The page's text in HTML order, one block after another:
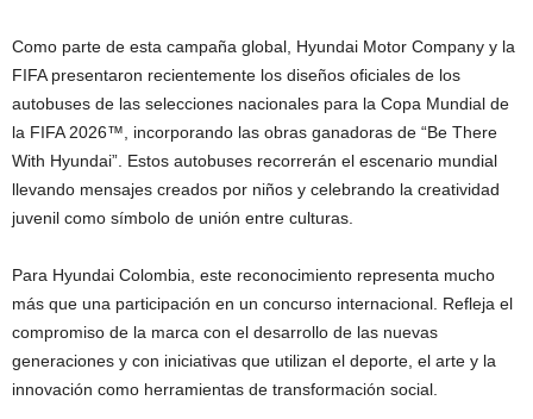
Como parte de esta campaña global, Hyundai Motor Company y la
FIFA presentaron recientemente los diseños oficiales de los
autobuses de las selecciones nacionales para la Copa Mundial de
la FIFA 2026™, incorporando las obras ganadoras de “Be There
With Hyundai”. Estos autobuses recorrerán el escenario mundial
llevando mensajes creados por niños y celebrando la creatividad
juvenil como símbolo de unión entre culturas.
Para Hyundai Colombia, este reconocimiento representa mucho
más que una participación en un concurso internacional. Refleja el
compromiso de la marca con el desarrollo de las nuevas
generaciones y con iniciativas que utilizan el deporte, el arte y la
innovación como herramientas de transformación social.